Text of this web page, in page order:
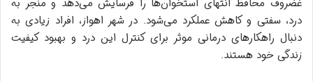
غضروف محافظ انتهای استخوان‌ها را فرسایش می‌دهد و منجر به
درد، سفتی و کاهش عملکرد می‌شود. در شهر اهواز، افراد زیادی به
دنبال راهکارهای درمانی موثر برای کنترل این درد و بهبود کیفیت
زندگی خود هستند.